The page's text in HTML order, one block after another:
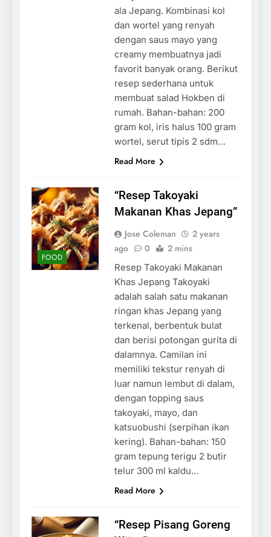
ala Jepang. Kombinasi kol
dan wortel yang renyah
dengan saus mayo yang
creamy membuatnya jadi
favorit banyak orang. Berikut
resep sederhana untuk
membuat salad Hokben di
rumah. Bahan-bahan: 200
gram kol, iris halus 100 gram
wortel, serut tipis 2 sdm…
Read More
FOOD
“Resep Takoyaki
Makanan Khas Jepang”
Jose Coleman
2 years
ago
0 2 mins
Resep Takoyaki Makanan
Khas Jepang Takoyaki
adalah salah satu makanan
ringan khas Jepang yang
terkenal, berbentuk bulat
dan berisi potongan gurita di
dalamnya. Camilan ini
memiliki tekstur renyah di
luar namun lembut di dalam,
dengan topping saus
takoyaki, mayo, dan
katsuobushi (serpihan ikan
kering). Bahan-bahan: 150
gram tepung terigu 2 butir
telur 300 ml kaldu…
Read More
“Resep Pisang Goreng